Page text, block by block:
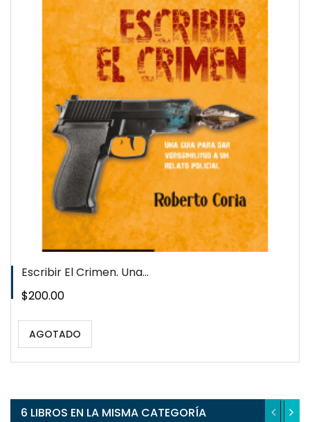
Escribir El Crimen. Una...
Precio
$200.00
AGOTADO
QUICKVIEW
WISHLIST
6 LIBROS EN LA MISMA CATEGORÍA